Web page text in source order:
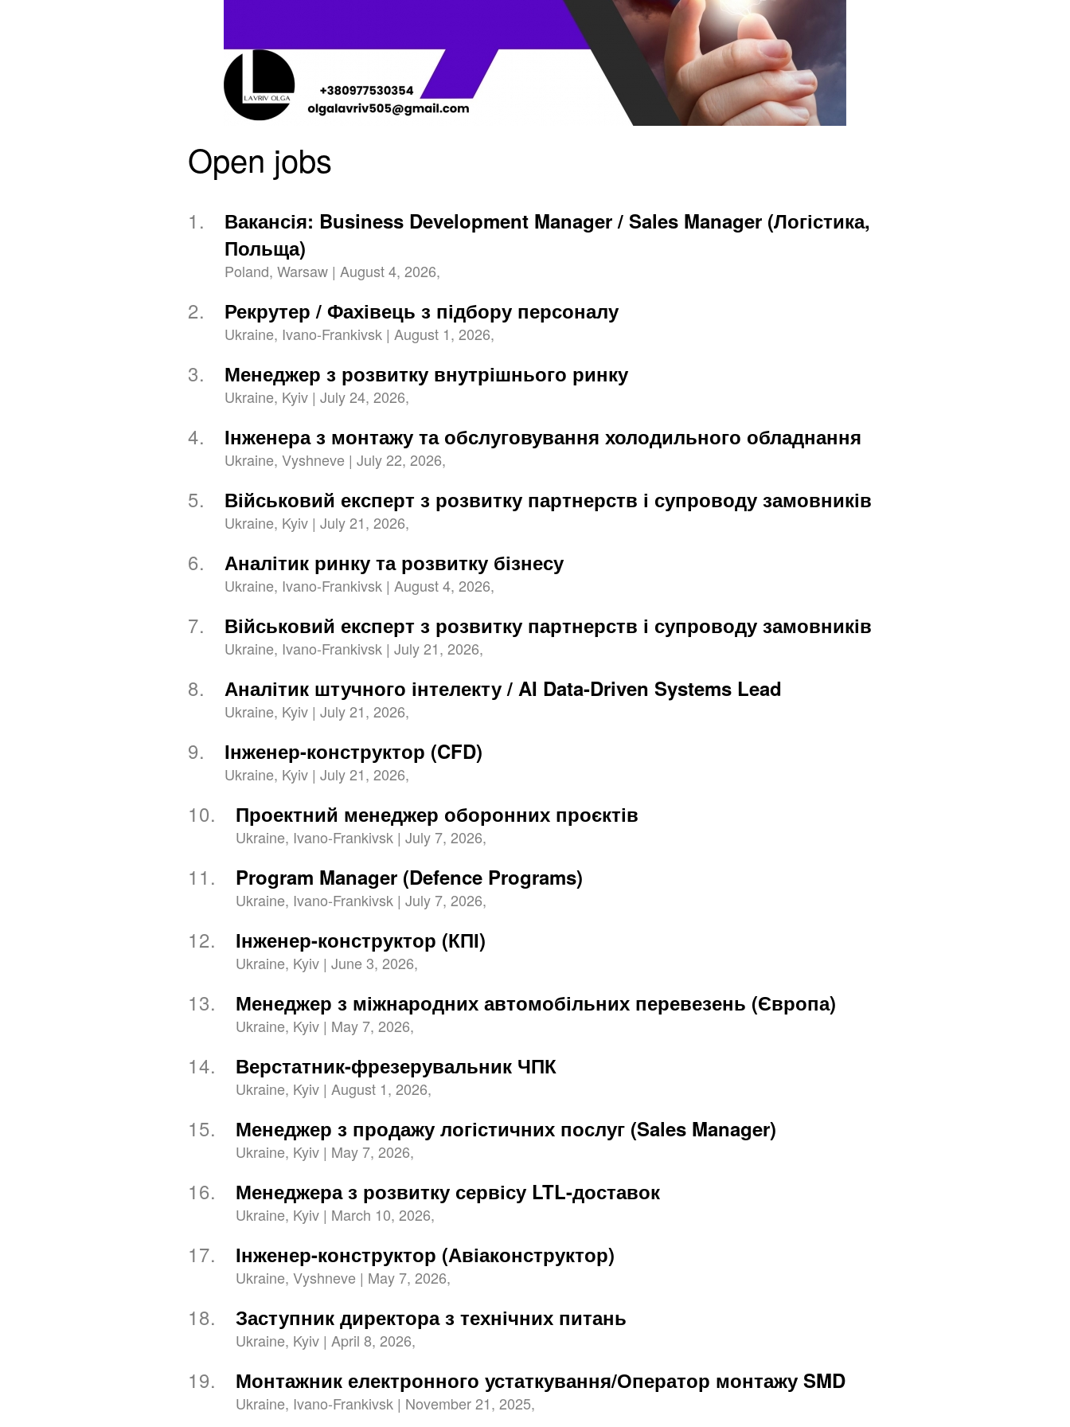
Open jobs
1.
Вакансія: Business Development Manager / Sales Manager (Логістика,
Польща)
Poland, Warsaw | August 4, 2026,
2. Рекрутер / Фахівець з підбору персоналу
Ukraine, Ivano-Frankivsk | August 1, 2026,
3. Менеджер з розвитку внутрішнього ринку
Ukraine, Kyiv | July 24, 2026,
4. Інженера з монтажу та обслуговування холодильного обладнання
Ukraine, Vyshneve | July 22, 2026,
5. Військовий експерт з розвитку партнерств і супроводу замовників
Ukraine, Kyiv | July 21, 2026,
6. Аналітик ринку та розвитку бізнесу
Ukraine, Ivano-Frankivsk | August 4, 2026,
7. Військовий експерт з розвитку партнерств і супроводу замовників
Ukraine, Ivano-Frankivsk | July 21, 2026,
8. Аналітик штучного інтелекту / AI Data-Driven Systems Lead
Ukraine, Kyiv | July 21, 2026,
9. Інженер-конструктор (CFD)
Ukraine, Kyiv | July 21, 2026,
10. Проектний менеджер оборонних проєктів
Ukraine, Ivano-Frankivsk | July 7, 2026,
11. Program Manager (Defence Programs)
Ukraine, Ivano-Frankivsk | July 7, 2026,
12. Інженер-конструктор (КПІ)
Ukraine, Kyiv | June 3, 2026,
13. Менеджер з міжнародних автомобільних перевезень (Європа)
Ukraine, Kyiv | May 7, 2026,
14. Верстатник-фрезерувальник ЧПК
Ukraine, Kyiv | August 1, 2026,
15. Менеджер з продажу логістичних послуг (Sales Manager)
Ukraine, Kyiv | May 7, 2026,
16. Менеджера з розвитку сервісу LTL-доставок
Ukraine, Kyiv | March 10, 2026,
17. Інженер-конструктор (Авіаконструктор)
Ukraine, Vyshneve | May 7, 2026,
18. Заступник директора з технічних питань
Ukraine, Kyiv | April 8, 2026,
19. Монтажник електронного устаткування/Оператор монтажу SMD
Ukraine, Ivano-Frankivsk | November 21, 2025,